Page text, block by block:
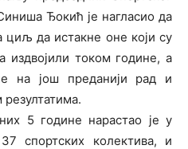
Ђокић је нагласио да
циљ да истакне оне који су
издвојили током године, а
на још преданији рад и
5 године нарастао је у
спортских колектива, и